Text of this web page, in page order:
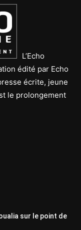
L’Echo
édité par Echo
écrite, jeune
le prolongement
sur le point de